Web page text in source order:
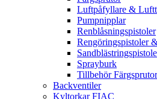
Luftpåfyllare &
Pumpnipplar
Renblåsningspistoler
Rengöringspistoler
Sprayburk
Tillbehör Färgsprutor
Backventiler
Kyltorkar FIAC